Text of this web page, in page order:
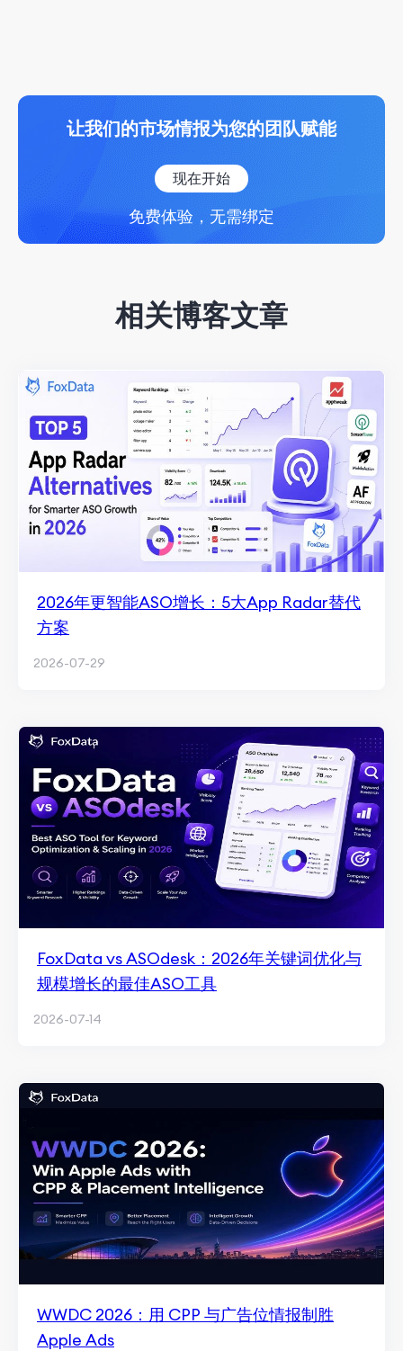
让我们的市场情报为您的团队赋能
现在开始
免费体验，无需绑定
相关博客文章
2026年更智能ASO增长：5大App Radar替代
方案
2026-07-29
FoxData vs ASOdesk：2026年关键词优化与
规模增长的最佳ASO工具
2026-07-14
WWDC 2026：用 CPP 与广告位情报制胜
Apple Ads